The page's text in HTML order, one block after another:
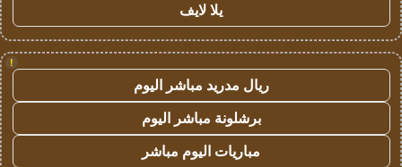
يلا لايف
!
ريال مدريد مباشر اليوم
برشلونة مباشر اليوم
مباريات اليوم مباشر